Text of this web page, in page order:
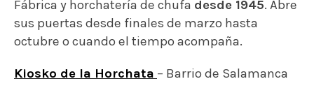
Fábrica y horchatería de chufa desde 1945. Abre
sus puertas desde finales de marzo hasta
octubre o cuando el tiempo acompaña.
Kiosko de la Horchata – Barrio de Salamanca